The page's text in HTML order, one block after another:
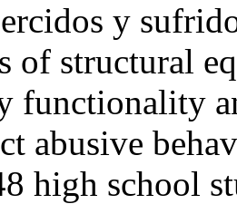
y
of structural
functionality
abusive
high school